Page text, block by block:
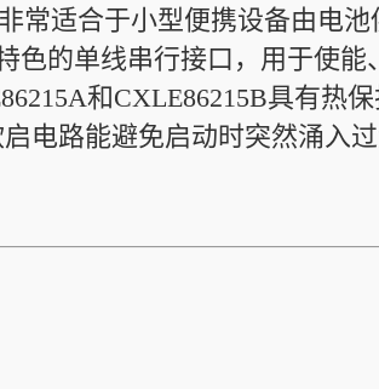
常适合于小型便携设备由电池
色的单线串行接口，用于使能
和CXLE86215B具有热
电路能避免启动时突然涌入